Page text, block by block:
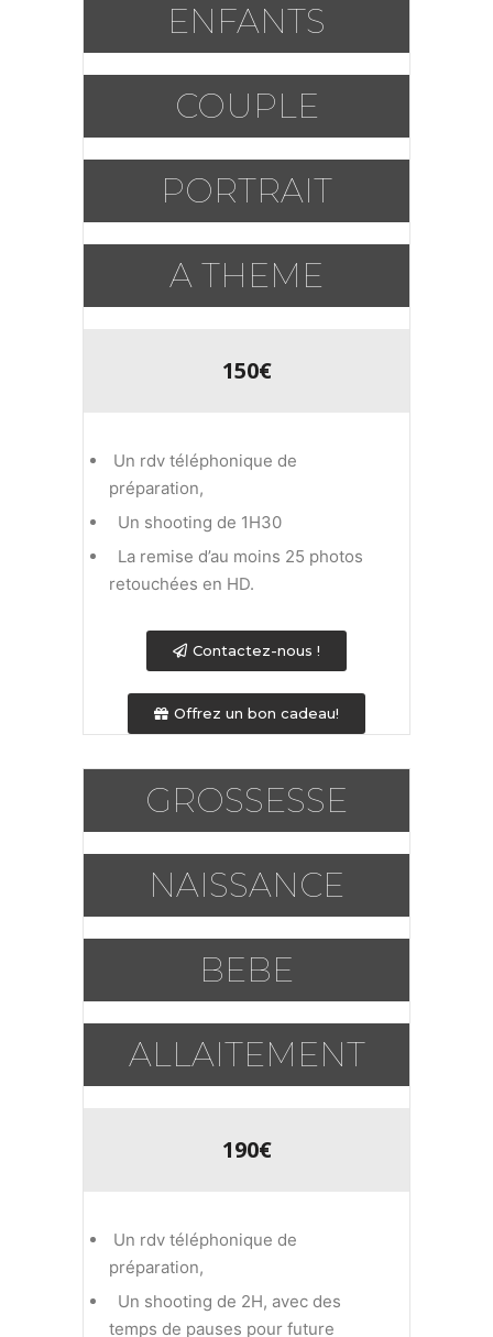
ENFANTS
COUPLE
PORTRAIT
A THEME
150€
Un rdv téléphonique de
préparation,
Un shooting de 1H30
La remise d’au moins 25 photos
retouchées en HD.
Contactez-nous !
Offrez un bon cadeau!
GROSSESSE
NAISSANCE
BEBE
ALLAITEMENT
190€
Un rdv téléphonique de
préparation,
Un shooting de 2H, avec des
temps de pauses pour future